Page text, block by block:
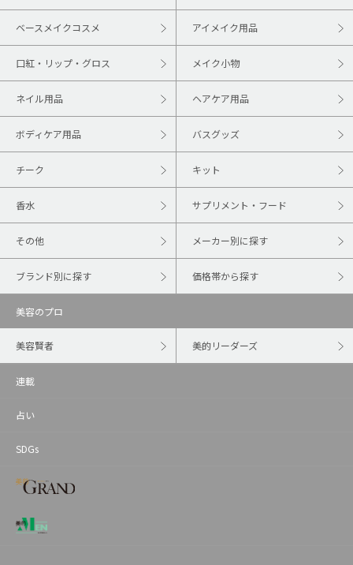
ベースメイクコスメ アイメイク用品
口紅・リップ・グロス メイク小物
ネイル用品 ヘアケア用品
ボディケア用品 バスグッズ
チーク キット
香水 サプリメント・フード
その他 メーカー別に探す
ブランド別に探す 価格帯から探す
美容のプロ
美容賢者 美的リーダーズ
連載
占い
SDGs